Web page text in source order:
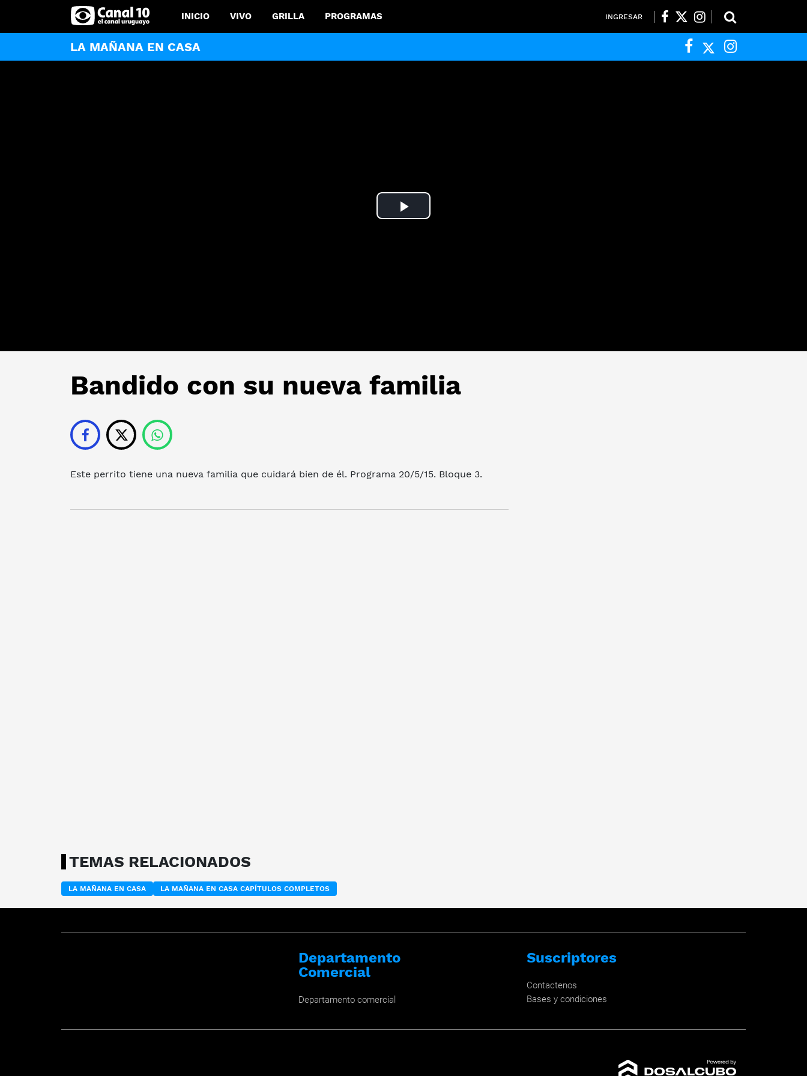
INICIO VIVO GRILLA PROGRAMAS INGRESAR
LA MAÑANA EN CASA
Play
Bandido con su nueva familia
Este perrito tiene una nueva familia que cuidará bien de él. Programa 20/5/15. Bloque 3.
TEMAS RELACIONADOS
LA MAÑANA EN CASA LA MAÑANA EN CASA CAPÍTULOS COMPLETOS
Departamento
Comercial
Departamento comercial
Suscriptores
Contactenos
Bases y condiciones